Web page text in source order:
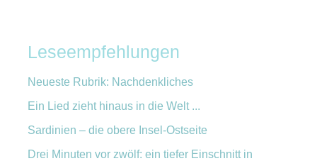
Leseempfehlungen
Neueste Rubrik: Nachdenkliches
Ein Lied zieht hinaus in die Welt ...
Sardinien – die obere Insel-Ostseite
Drei Minuten vor zwölf: ein tiefer Einschnitt in